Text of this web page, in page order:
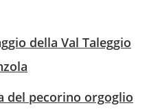
della Val Taleggio
del pecorino orgoglio